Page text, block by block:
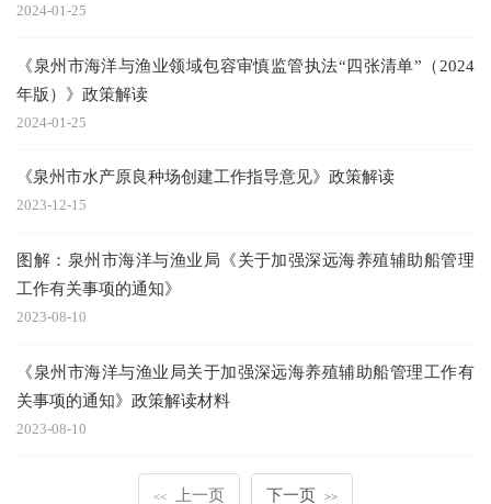
2024-01-25
《泉州市海洋与渔业领域包容审慎监管执法“四张清单”（2024
年版）》政策解读
2024-01-25
《泉州市水产原良种场创建工作指导意见》政策解读
2023-12-15
图解：泉州市海洋与渔业局《关于加强深远海养殖辅助船管理
工作有关事项的通知》
2023-08-10
《泉州市海洋与渔业局关于加强深远海养殖辅助船管理工作有
关事项的通知》政策解读材料
2023-08-10
<< 上一页 下一页 >>